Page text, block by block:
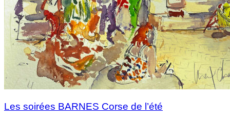
Les soirées BARNES Corse de l’été